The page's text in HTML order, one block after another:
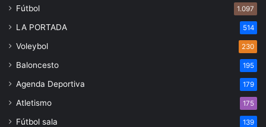
Fútbol 1.097
LA PORTADA 514
Voleybol 230
Baloncesto 195
Agenda Deportiva 179
Atletismo 175
Fútbol sala 139